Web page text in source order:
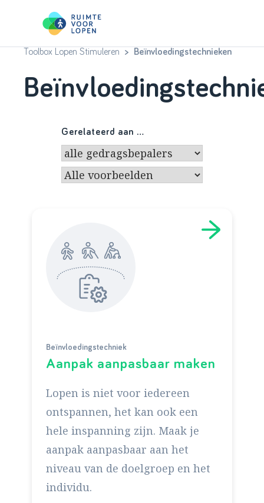
content
Aan de slag
Stappenplan
> ruimtevoorlopen.nl
Toolbox Lopen Stimuleren > Beïnvloedingstechnieken
Gerelateerd aan …
Beïnvloedingstechniek
Aanpak aanpasbaar maken
Lopen is niet voor iedereen
ontspannen, het kan ook een
hele inspanning zijn. Maak je
aanpak aanpasbaar aan het
niveau van de doelgroep en het
individu.